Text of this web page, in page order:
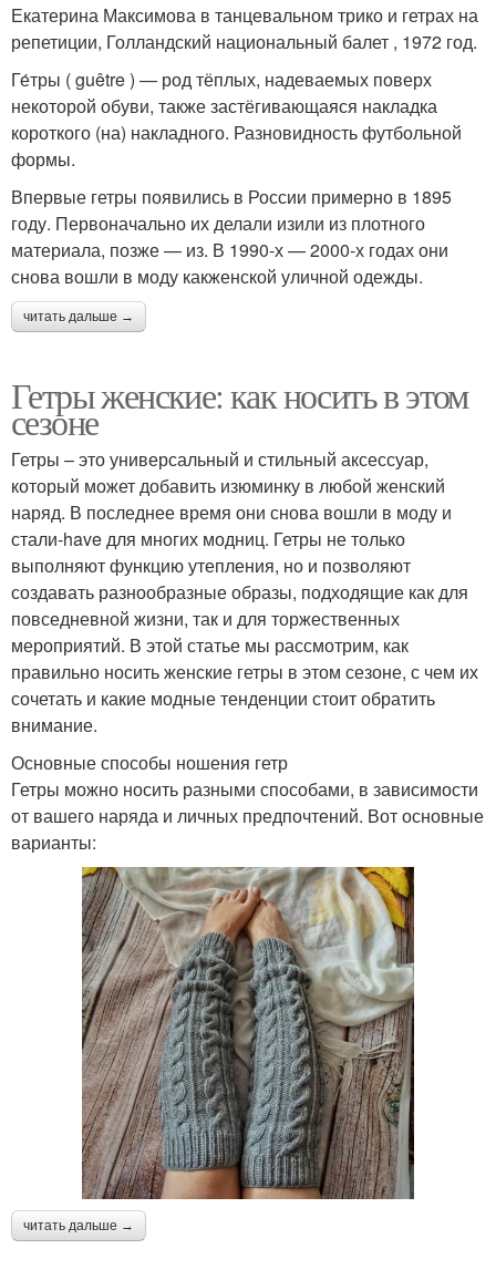
Екатерина Максимова в танцевальном трико и гетрах на
репетиции, Голландский национальный балет , 1972 год.
Ге́тры ( guêtre ) — род тёплых, надеваемых поверх
некоторой обуви, также застёгивающаяся накладка
короткого (на) накладного. Разновидность футбольной
формы.
Впервые гетры появились в России примерно в 1895
году. Первоначально их делали изили из плотного
материала, позже — из. В 1990-х — 2000-х годах они
снова вошли в моду какженской уличной одежды.
читать дальше →
Гетры женские: как носить в этом
сезоне
Гетры – это универсальный и стильный аксессуар,
который может добавить изюминку в любой женский
наряд. В последнее время они снова вошли в моду и
стали-have для многих модниц. Гетры не только
выполняют функцию утепления, но и позволяют
создавать разнообразные образы, подходящие как для
повседневной жизни, так и для торжественных
мероприятий. В этой статье мы рассмотрим, как
правильно носить женские гетры в этом сезоне, с чем их
сочетать и какие модные тенденции стоит обратить
внимание.
Основные способы ношения гетр
Гетры можно носить разными способами, в зависимости
от вашего наряда и личных предпочтений. Вот основные
варианты:
читать дальше →